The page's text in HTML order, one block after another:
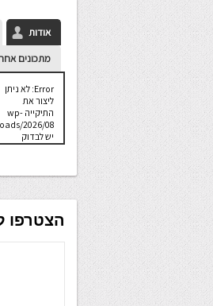
אודות
מתכונים
Error: לא ניתן
ליצור את
התיקייה wp-
יש לבדוק
שתיקיית האב
הצטרפו